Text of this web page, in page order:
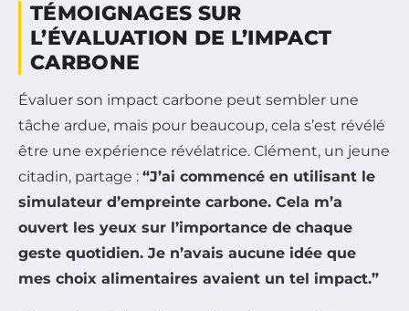
TÉMOIGNAGES SUR
L’ÉVALUATION DE L’IMPACT
CARBONE
Évaluer son impact carbone peut sembler une
tâche ardue, mais pour beaucoup, cela s’est révélé
être une expérience révélatrice. Clément, un jeune
citadin, partage : “J’ai commencé en utilisant le
simulateur d’empreinte carbone. Cela m’a
ouvert les yeux sur l’importance de chaque
geste quotidien. Je n’avais aucune idée que
mes choix alimentaires avaient un tel impact.”